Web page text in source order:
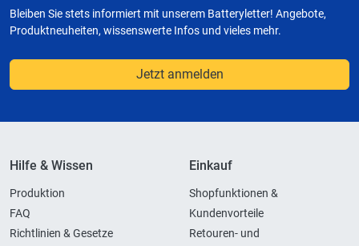
Bleiben Sie stets informiert mit unserem Batteryletter! Angebote,
Produktneuheiten, wissenswerte Infos und vieles mehr.
Jetzt anmelden
Hilfe & Wissen
Produktion
FAQ
Richtlinien & Gesetze
Einkauf
Shopfunktionen &
Kundenvorteile
Retouren- und